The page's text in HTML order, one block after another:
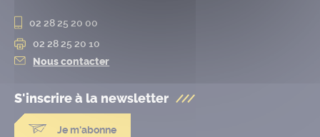
02 28 25 20 00
02 28 25 20 10
Nous contacter
S'inscrire à la newsletter
Je m'abonne